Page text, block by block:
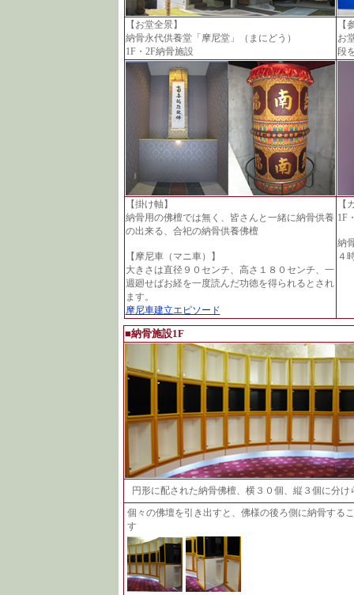
【お堂全景】
納骨永代供養堂「摩尼堂」（まにどう）
1F・2F納骨施設
【
お
段
【掛け軸】
納骨用の佛檀では無く、皆さんと一緒に納骨供養
の出来る、合祀の納骨供養佛檀
【摩尼車（マニ車）】
大きさは直径９０センチ、高さ１８０センチ、一
週廻せばお経を一度読んだ功徳を得られるとされ
ます。
摩尼車建立エピソード
【
1F
納
４
■納骨施設1F
円形に配された納骨佛檀、横３０個、縦３個に分
個々の佛壇を引き出すと、佛様の後ろ側に納骨する
す